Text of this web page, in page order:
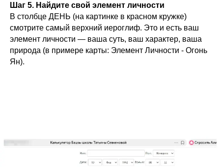
Шаг 5. Найдите свой элемент личности
В столбце ДЕНЬ (на картинке в красном кружке)
смотрите самый верхний иероглиф. Это и есть ваш
элемент личности — ваша суть, ваш характер, ваша
природа (в примере карты: Элемент Личности - Огонь
Ян).